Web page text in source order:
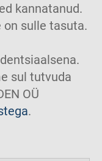
kannatanud.
sulle tasuta.
sul tutvuda
OÜ
.